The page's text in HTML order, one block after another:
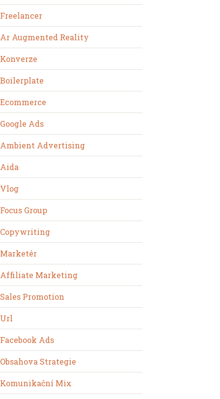
Freelancer
Ar Augmented Reality
Konverze
Boilerplate
Ecommerce
Google Ads
Ambient Advertising
Aida
Vlog
Focus Group
Copywriting
Marketér
Affiliate Marketing
Sales Promotion
Url
Facebook Ads
Obsahova Strategie
Komunikační Mix